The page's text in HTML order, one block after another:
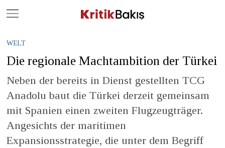
WELT
Die regionale Machtambition der Türkei
Neben der bereits in Dienst gestellten TCG
Anadolu baut die Türkei derzeit gemeinsam
mit Spanien einen zweiten Flugzeugträger.
Angesichts der maritimen
Expansionsstrategie, die unter dem Begriff